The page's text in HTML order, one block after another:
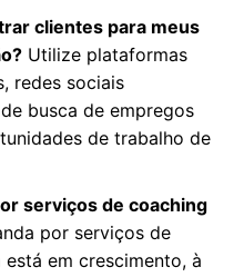
clientes para meus
Utilize plataformas
redes sociais
busca de empregos
de trabalho de
serviços de coaching
por serviços de
em crescimento, à